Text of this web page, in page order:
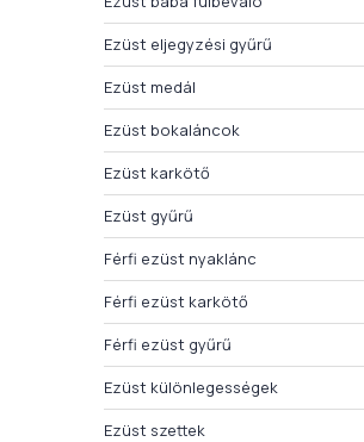
Ezüst eljegyzési gyűrű
Ezüst medál
Ezüst bokaláncok
Ezüst karkötő
Ezüst gyűrű
Férfi ezüst nyaklánc
Férfi ezüst karkötő
Férfi ezüst gyűrű
Ezüst különlegességek
Ezüst szettek